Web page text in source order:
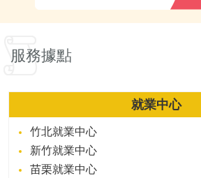
服務據點
就業中心
竹北就業中心
新竹就業中心
苗栗就業中心